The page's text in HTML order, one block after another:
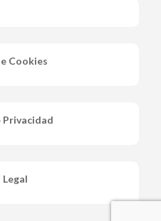
Cookies
Legal